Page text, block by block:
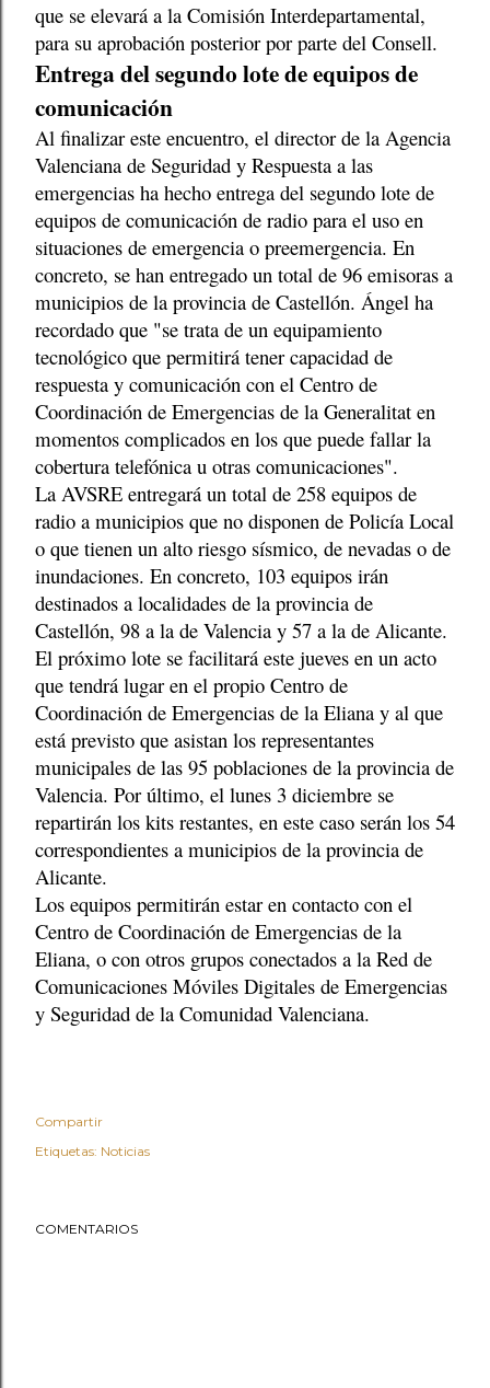
que se elevará a la Comisión Interdepartamental,
para su aprobación posterior por parte del Consell.
Entrega del segundo lote de equipos de
comunicación
Al finalizar este encuentro, el director de la Agencia
Valenciana de Seguridad y Respuesta a las
emergencias ha hecho entrega del segundo lote de
equipos de comunicación de radio para el uso en
situaciones de emergencia o preemergencia. En
concreto, se han entregado un total de 96 emisoras a
municipios de la provincia de Castellón. Ángel ha
recordado que "se trata de un equipamiento
tecnológico que permitirá tener capacidad de
respuesta y comunicación con el Centro de
Coordinación de Emergencias de la Generalitat en
momentos complicados en los que puede fallar la
cobertura telefónica u otras comunicaciones".
La AVSRE entregará un total de 258 equipos de
radio a municipios que no disponen de Policía Local
o que tienen un alto riesgo sísmico, de nevadas o de
inundaciones. En concreto, 103 equipos irán
destinados a localidades de la provincia de
Castellón, 98 a la de Valencia y 57 a la de Alicante.
El próximo lote se facilitará este jueves en un acto
que tendrá lugar en el propio Centro de
Coordinación de Emergencias de la Eliana y al que
está previsto que asistan los representantes
municipales de las 95 poblaciones de la provincia de
Valencia. Por último, el lunes 3 diciembre se
repartirán los kits restantes, en este caso serán los 54
correspondientes a municipios de la provincia de
Alicante.
Los equipos permitirán estar en contacto con el
Centro de Coordinación de Emergencias de la
Eliana, o con otros grupos conectados a la Red de
Comunicaciones Móviles Digitales de Emergencias
y Seguridad de la Comunidad Valenciana.
Compartir
Etiquetas: Noticias
COMENTARIOS